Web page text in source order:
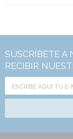
SUSCRÍBETE A
RECIBIR